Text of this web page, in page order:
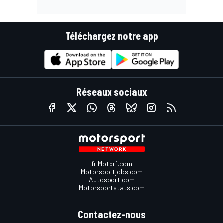
Téléchargez notre app
Réseaux sociaux
fr.Motor1.com
Motorsportjobs.com
Autosport.com
Motorsportstats.com
Contactez-nous